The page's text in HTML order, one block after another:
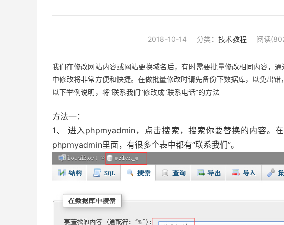
2018-10-14 分类： 技术教程 阅读
我们在修改网站内容或网站更换域名后，有时需要批量修改相同内容，
中修改将非常方便和快捷。在做批量修改时请先备份下数据库，以免出错，
以下举例说明，将“联系我们”修改成“联系电话”的方法
方法一：
1、 进入phpmyadmin，点击搜索，搜索你要替换的内容。
phpmyadmin里面，有很多个表中都有“联系我们”。